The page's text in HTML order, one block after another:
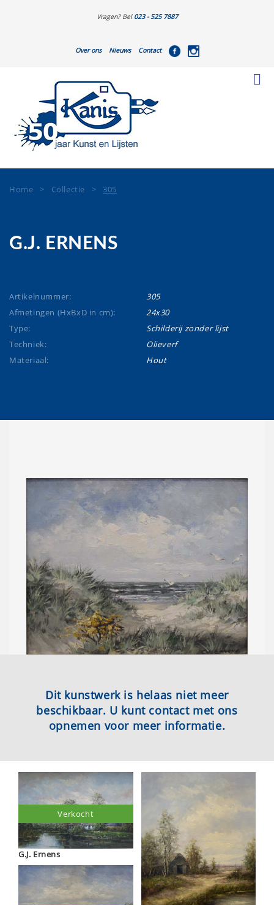
Vragen? Bel 023 - 525 7887
Over ons Nieuws Contact
Home > Collectie > 305
G.J. ERNENS
Artikelnummer:
305
Afmetingen (HxBxD in cm):
24x30
Type:
Schilderij zonder lijst
Techniek:
Olieverf
Materiaal:
Hout
Dit kunstwerk is helaas niet meer
beschikbaar. U kunt contact met ons
opnemen voor meer informatie.
G.J. Ernens
Verkocht